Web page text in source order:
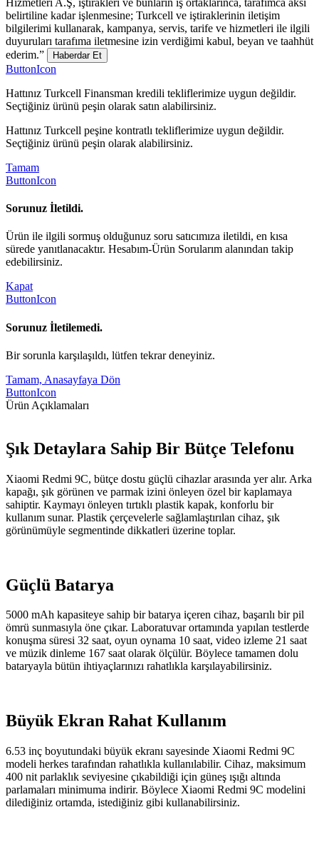
belirtiline kadar işlenmesine; Turkcell ve iştiraklerinin iletişim
bilgilerimi kullanarak, kampanya, servis, tarife ve hizmetleri ile ilgili
duyuruları tarafıma iletmesine izin verdiğimi kabul, beyan ve taahhüt
ederim.”
Haberdar Et
ButtonIcon
Hattınız Turkcell Finansman kredili tekliflerimize uygun değildir.
Seçtiğiniz ürünü peşin olarak satın alabilirsiniz.
Hattınız Turkcell peşine kontratlı tekliflerimize uygun değildir.
Seçtiğiniz ürünü peşin olarak alabilirsiniz.
Tamam
ButtonIcon
Sorunuz İletildi.
Ürün ile ilgili sormuş olduğunuz soru satıcımıza iletildi, en kısa
sürede yanıtlanacaktır. Hesabım-Ürün Sorularım alanından takip
edebilirsiniz.
Kapat
ButtonIcon
Sorunuz İletilemedi.
Bir sorunla karşılaşıldı, lütfen tekrar deneyiniz.
Tamam, Anasayfaya Dön
ButtonIcon
Ürün Açıklamaları
Şık Detaylara Sahip Bir Bütçe Telefonu
Xiaomi Redmi 9C, bütçe dostu güçlü cihazlar arasında yer alır. Arka
kapağı, şık görünen ve parmak izini önleyen özel bir kaplamaya
sahiptir. Kaymayı önleyen tırtıklı plastik kapak, konforlu bir
kullanım sunar. Plastik çerçevelerle sağlamlaştırılan cihaz, şık
görünümüyle segmentinde dikkatleri üzerine toplar.
Güçlü Batarya
5000 mAh kapasiteye sahip bir batarya içeren cihaz, başarılı bir pil
ömrü sunmasıyla öne çıkar. Laboratuvar ortamında yapılan testlerde
konuşma süresi 32 saat, oyun oynama 10 saat, video izleme 21 saat
ve müzik dinleme 167 saat olarak ölçülür. Böylece tamamen dolu
bataryayla bütün ihtiyaçlarınızı rahatlıkla karşılayabilirsiniz.
Büyük Ekran Rahat Kullanım
6.53 inç boyutundaki büyük ekranı sayesinde Xiaomi Redmi 9C
modeli herkes tarafından rahatlıkla kullanılabilir. Cihaz, maksimum
400 nit parlaklık seviyesine çıkabildiği için güneş ışığı altında
parlamaları minimuma indirir. Böylece Xiaomi Redmi 9C modelini
dilediğiniz ortamda, istediğiniz gibi kullanabilirsiniz.